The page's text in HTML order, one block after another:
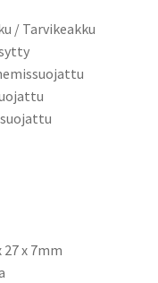
/ Tarvikeakku
27 x 7mm